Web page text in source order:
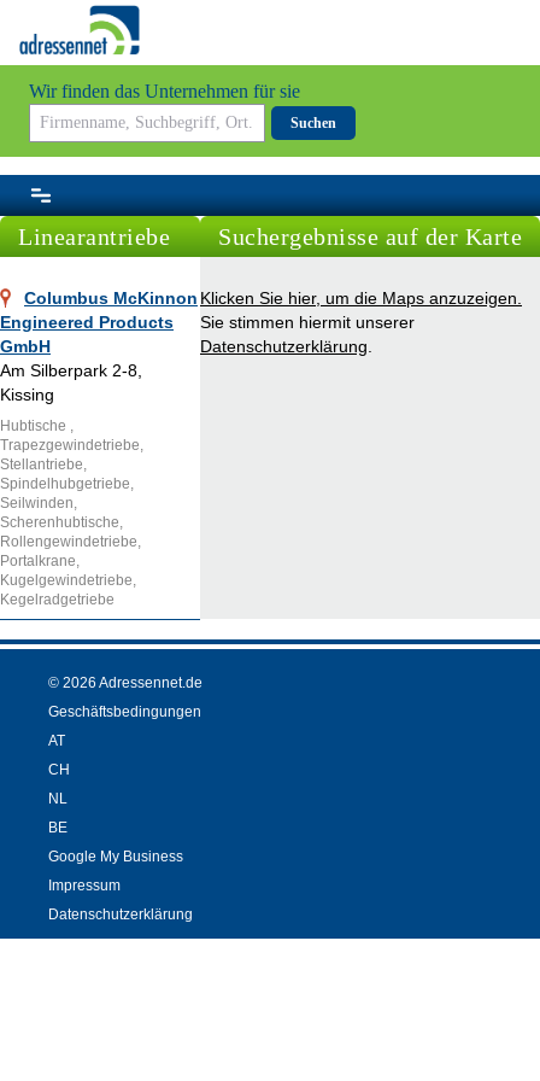
Wir finden das Unternehmen für sie
Suchen
Linearantriebe
Columbus McKinnon
Engineered Products
GmbH
Am Silberpark 2-8,
Kissing
Hubtische ,
Trapezgewindetriebe,
Stellantriebe,
Spindelhubgetriebe,
Seilwinden,
Scherenhubtische,
Rollengewindetriebe,
Portalkrane,
Kugelgewindetriebe,
Kegelradgetriebe
Suchergebnisse auf der Karte
Klicken Sie hier, um die Maps anzuzeigen.
Sie stimmen hiermit unserer
Datenschutzerklärung
© 2026 Adressennet.de
Geschäftsbedingungen
AT
CH
NL
BE
Google My Business
Impressum
Datenschutzerklärung